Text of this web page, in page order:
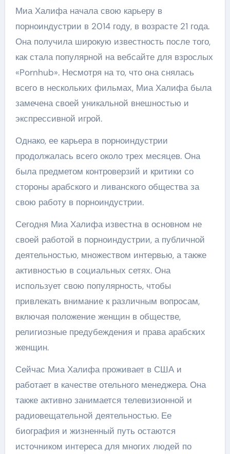
Миа Халифа начала свою карьеру в
порноиндустрии в 2014 году, в возрасте 21 года.
Она получила широкую известность после того,
как стала популярной на вебсайте для взрослых
«Pornhub». Несмотря на то, что она снялась
всего в нескольких фильмах, Миа Халифа была
замечена своей уникальной внешностью и
экспрессивной игрой.
Однако, ее карьера в порноиндустрии
продолжалась всего около трех месяцев. Она
была предметом контроверзий и критики со
стороны арабского и ливанского общества за
свою работу в порноиндустрии.
Сегодня Миа Халифа известна в основном не
своей работой в порноиндустрии, а публичной
деятельностью, множеством интервью, а также
активностью в социальных сетях. Она
использует свою популярность, чтобы
привлекать внимание к различным вопросам,
включая положение женщин в обществе,
религиозные предубеждения и права арабских
женщин.
Сейчас Миа Халифа проживает в США и
работает в качестве отельного менеджера. Она
также активно занимается телевизионной и
радиовещательной деятельностью. Ее
биография и жизненный путь остаются
источником интереса для многих людей по